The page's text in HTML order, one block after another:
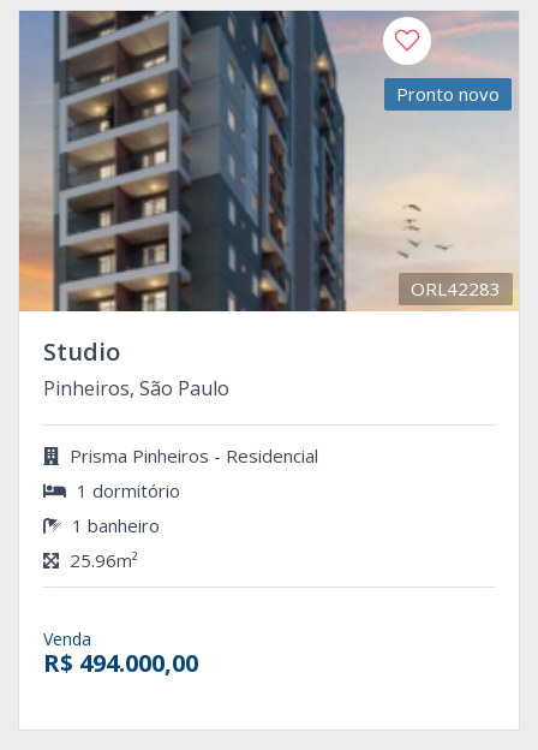
Pronto novo
ORL42283
Studio
Pinheiros, São Paulo
Prisma Pinheiros - Residencial
1 dormitório
1 banheiro
25.96m²
Venda
R$ 494.000,00